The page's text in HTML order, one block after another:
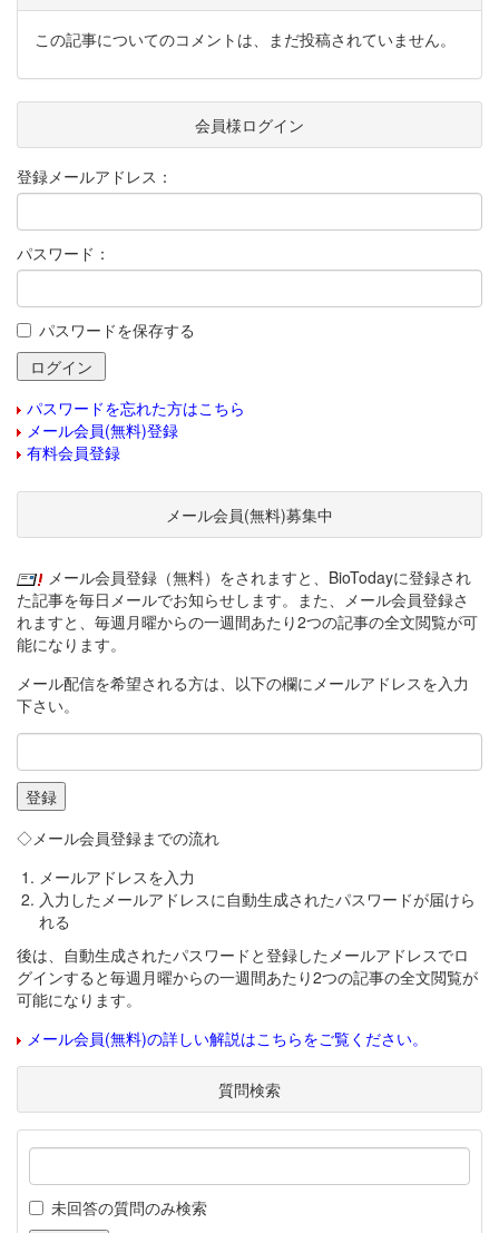
この記事についてのコメントは、まだ投稿されていません。
会員様ログイン
登録メールアドレス：
パスワード：
パスワードを保存する
パスワードを忘れた方はこちら
メール会員(無料)登録
有料会員登録
メール会員(無料)募集中
メール会員登録（無料）をされますと、BioTodayに登録され
た記事を毎日メールでお知らせします。また、メール会員登録さ
れますと、毎週月曜からの一週間あたり2つの記事の全文閲覧が可
能になります。
メール配信を希望される方は、以下の欄にメールアドレスを入力
下さい。
◇メール会員登録までの流れ
メールアドレスを入力
入力したメールアドレスに自動生成されたパスワードが届けら
れる
後は、自動生成されたパスワードと登録したメールアドレスでロ
グインすると毎週月曜からの一週間あたり2つの記事の全文閲覧が
可能になります。
メール会員(無料)の詳しい解説はこちらをご覧ください。
質問検索
未回答の質問のみ検索